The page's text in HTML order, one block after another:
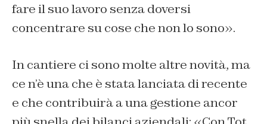
fare il suo lavoro senza doversi
concentrare su cose che non lo sono».
In cantiere ci sono molte altre novità, ma
ce n’è una che è stata lanciata di recente
e che contribuirà a una gestione ancor